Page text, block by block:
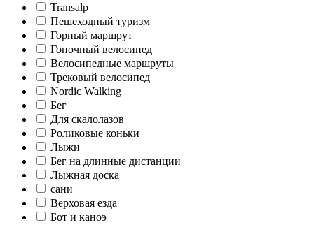
Transalp
Пешеходный туризм
Горный маршрут
Гоночный велосипед
Велосипедные маршруты
Трековый велосипед
Nordic Walking
Бег
Для скалолазов
Роликовые коньки
Лыжи
Бег на длинные дистанции
Лыжная доска
сани
Верховая езда
Бот и каноэ